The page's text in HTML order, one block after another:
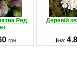
Ред
Деревій
грн. Ціна: